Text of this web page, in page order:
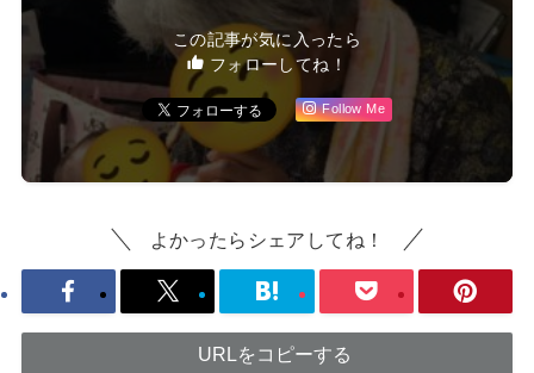
この記事が気に入ったら
フォローしてね！
Follow Me
よかったらシェアしてね！
URLをコピーする